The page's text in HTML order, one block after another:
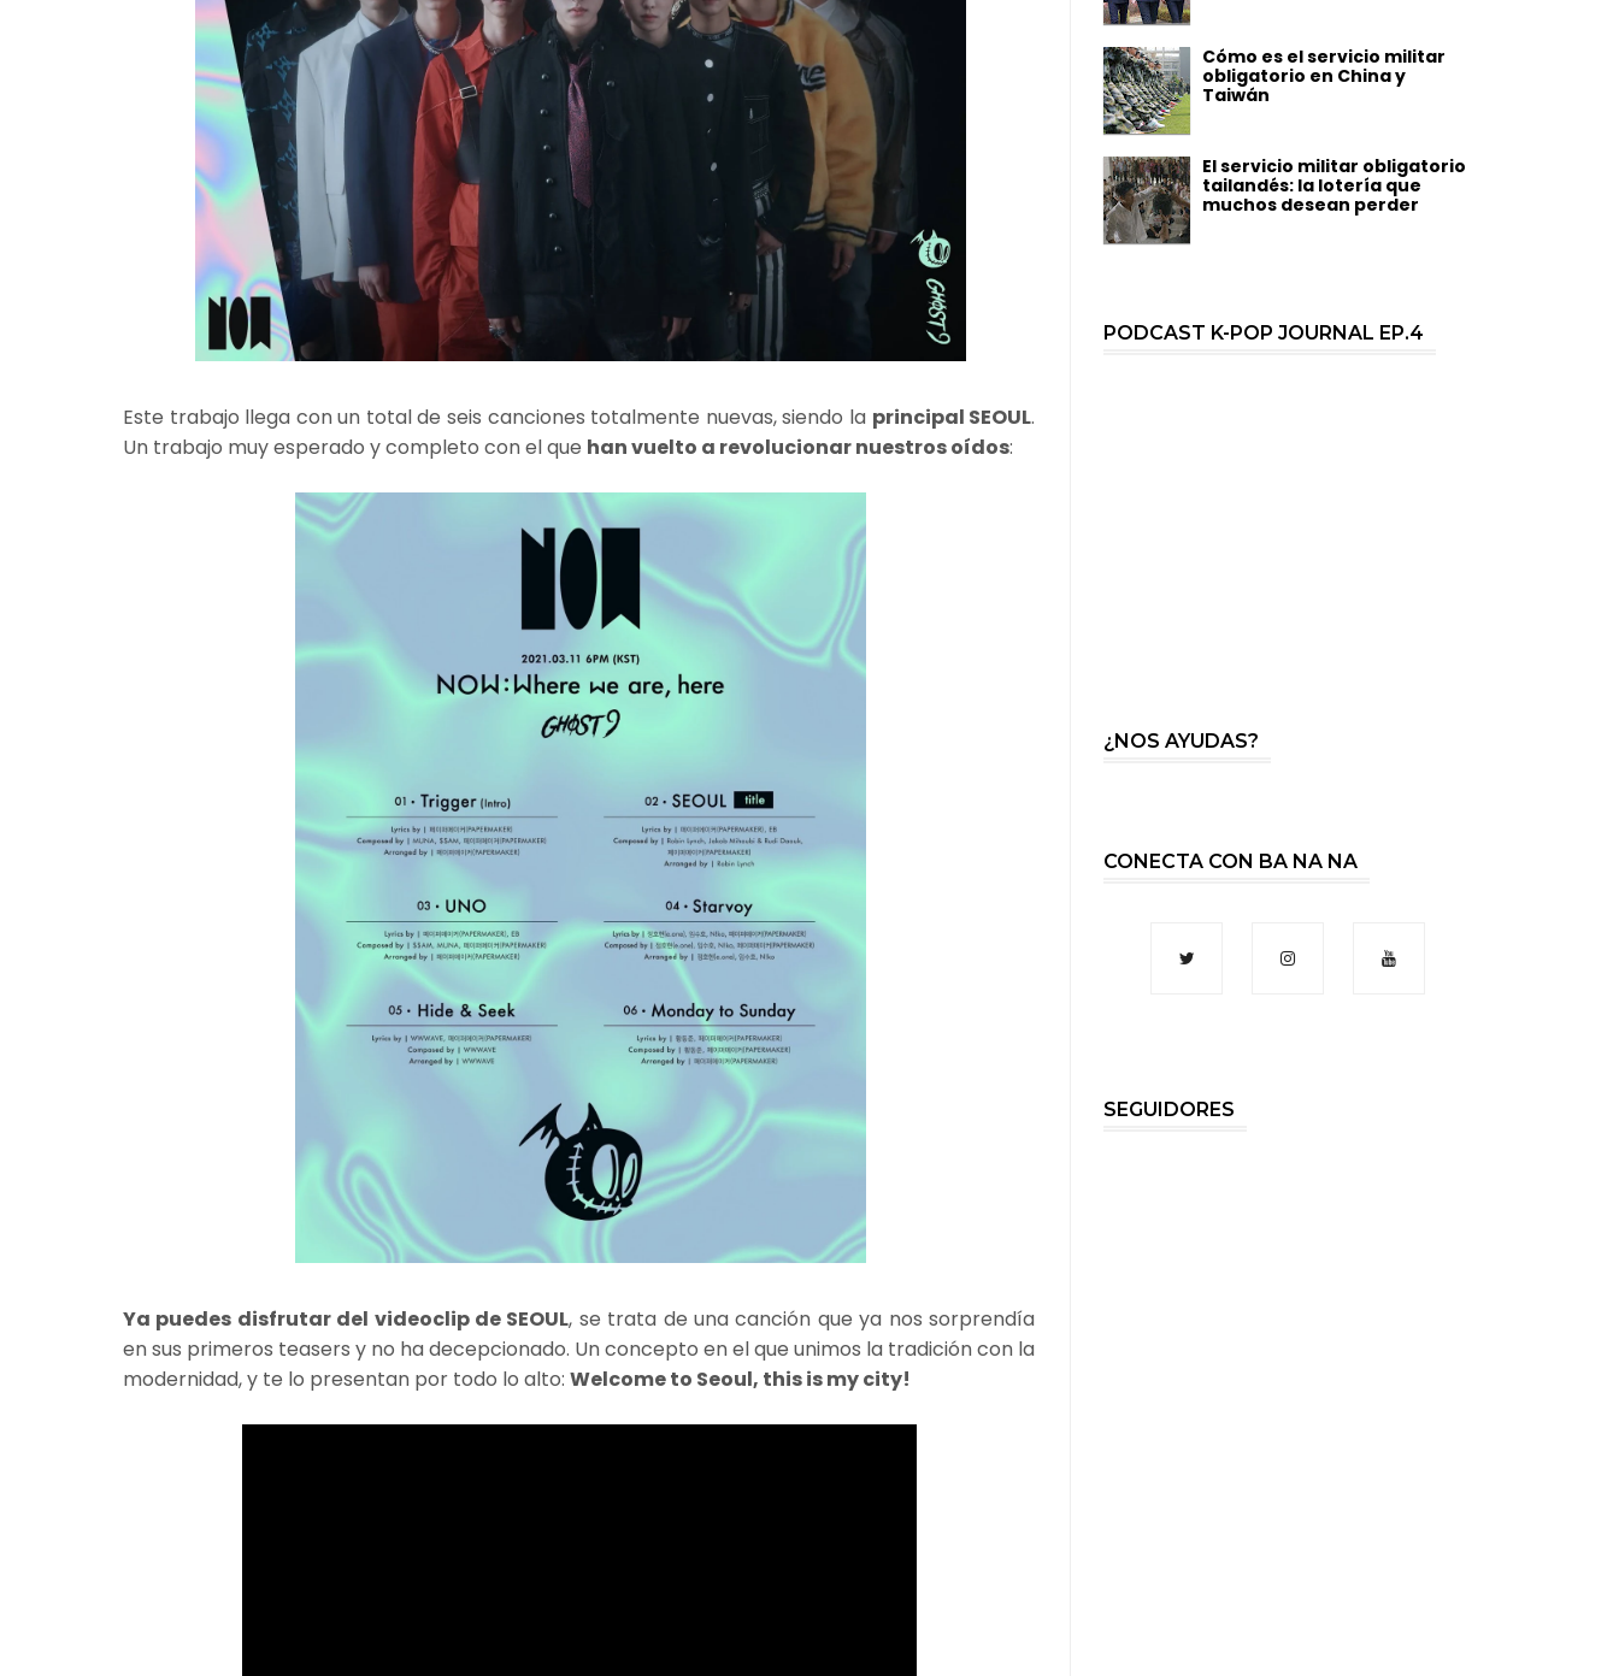
Este trabajo llega con un total de seis canciones totalmente nuevas, siendo la principal SEOUL.
Un trabajo muy esperado y completo con el que han vuelto a revolucionar nuestros oídos:
Ya puedes disfrutar del videoclip de SEOUL, se trata de una canción que ya nos sorprendía
en sus primeros teasers y no ha decepcionado. Un concepto en el que unimos la tradición con la
modernidad, y te lo presentan por todo lo alto: Welcome to Seoul, this is my city!
Cómo es el servicio militar
obligatorio en China y
Taiwán
El servicio militar obligatorio
tailandés: la lotería que
muchos desean perder
PODCAST K-POP JOURNAL EP.4
¿NOS AYUDAS?
CONECTA CON BA NA NA
SEGUIDORES